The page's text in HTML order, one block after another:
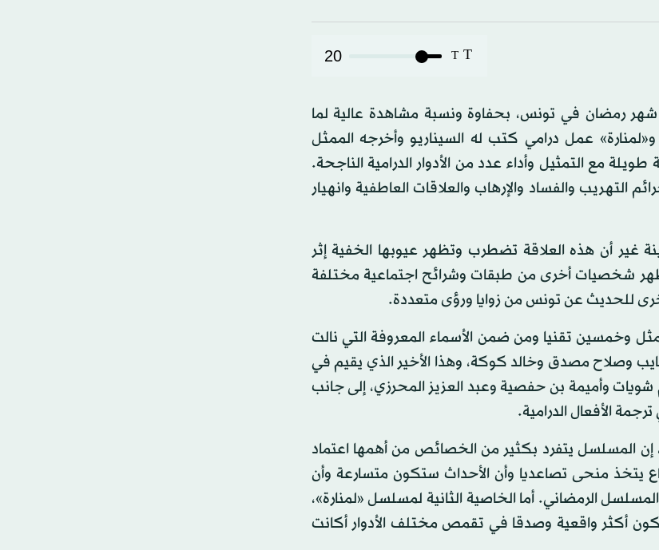
T
T
20
رمضان في تونس، بحفاوة ونسبة مشاهدة عالية لما
عمل درامي كتب له السيناريو وأخرجه الممثل
مع التمثيل وأداء عدد من الأدوار الدرامية الناجحة.
والفساد والإرهاب والعلاقات العاطفية وانهيار
أن هذه العلاقة تضطرب وتظهر عيوبها الخفية إثر
شخصيات أخرى من طبقات وشرائح اجتماعية مختلفة
وخمسين تقنيا ومن ضمن الأسماء المعروفة التي نالت
وصلاح مصدق وخالد كوكة، وهذا الأخير الذي يقيم في
وأميمة بن حفصية وعبد العزيز المحرزي، إلى جانب
الأفعال الدرامية.
المسلسل يتفرد بكثير من الخصائص من أهمها اعتماد
يتخذ منحى تصاعديا وأن الأحداث ستكون متسارعة وأن
الرمضاني. أما الخاصية الثانية لمسلسل «لمنارة»،
أكثر واقعية وصدقا في تقمص مختلف الأدوار أكانت